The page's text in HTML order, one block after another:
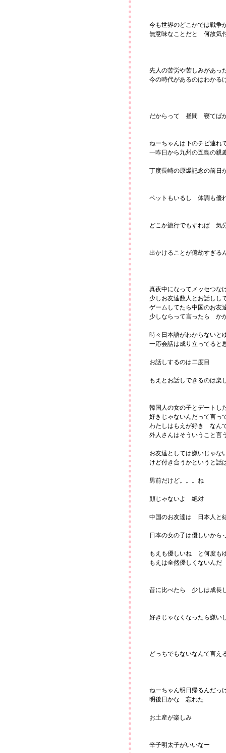
今も世界のどこかでは戦争
無意味なことだと 何故気
先人の苦労や苦しみがあっ
今の時代があるのはわかる
だからって 昼間 寝てば
ねーちゃんは下のチビ連れ
一昨日から九州の五島の親
丁度長崎の原爆記念の前日
ペットもいるし 体調も優
どこか旅行でもすれば 気
出かけることが億劫すぎる
真夜中になってメッセつな
少しお友達数人とお話しし
ゲームしてたら中国のお友
少しならって言ったら か
時々日本語がわからないと
一応会話は成り立ってると
お話しするのは二度目
もえとお話しできるのは楽
韓国人の女の子とデートし
好きじゃないんだって言っ
わたしはもえが好き なん
外人さんはそういうこと言
お友達としては嫌いじゃな
けど付き合うかというと話
男前だけど。。。ね
顔じゃないよ 絶対
中国のお友達は 日本人と
日本の女の子は優しいから
もえも優しいね と何度も
もえは全然優しくないんだ
昔に比べたら 少しは成長
好きじゃなくなったら嫌い
どっちでもないなんて言
ねーちゃん明日帰るんだっ
明後日かな 忘れた
お土産が楽しみ
辛子明太子がいいなー